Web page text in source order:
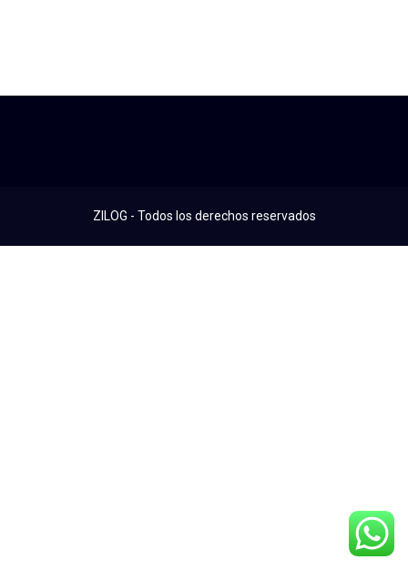
ZILOG - Todos los derechos reservados